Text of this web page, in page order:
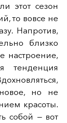
этот сезон
то вовсе не
Напротив,
близко
настроение,
тенденция
новое, но не
красоты.
собой — вот